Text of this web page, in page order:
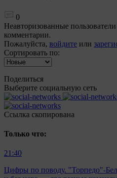
0
Неавторизованные
комментарии.
Пожалуйста, войдите или
Сортировать по:
Поделиться
Выберите социальную сеть
Ccылка скопирована
Только что:
21:40
Цифры по поводу. "Торпедо"-